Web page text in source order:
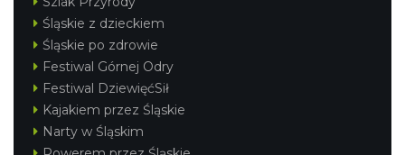
Śląskie z dzieckiem
Śląskie po zdrowie
Festiwal Górnej Odry
Festiwal DziewięćSił
Kajakiem przez Śląskie
Narty w Śląskim